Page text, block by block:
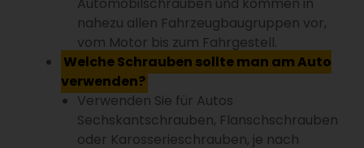
nahezu allen Fahrzeugbaugruppen vor,
vom Motor bis zum Fahrgestell.
Welche Schrauben sollte man am Auto
verwenden?
Verwenden Sie für Autos
Sechskantschrauben, Flanschschrauben
oder Karosserieschrauben, je nach